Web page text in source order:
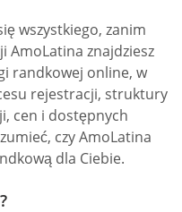
wszystkiego, zanim
AmoLatina znajdziesz
randkowej online, w
rejestracji, struktury
cen i dostępnych
czy AmoLatina
dla Ciebie.